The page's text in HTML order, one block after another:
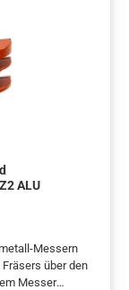
ALU
Messern
über den
Messer